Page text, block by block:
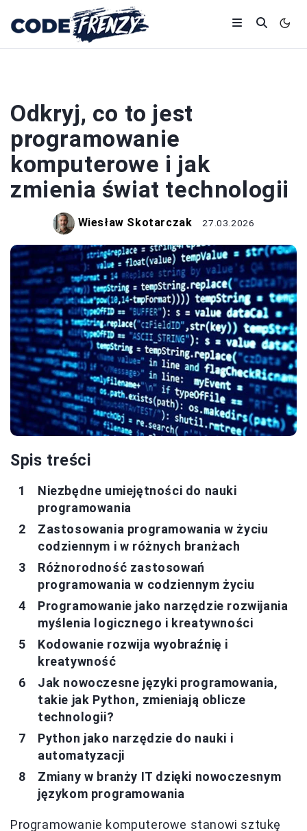
Odkryj, co to jest
programowanie
komputerowe i jak
zmienia świat technologii
Wiesław Skotarczak 27.03.2026
Spis treści
Niezbędne umiejętności do nauki
programowania
Zastosowania programowania w życiu
codziennym i w różnych branżach
Różnorodność zastosowań
programowania w codziennym życiu
Programowanie jako narzędzie rozwijania
myślenia logicznego i kreatywności
Kodowanie rozwija wyobraźnię i
kreatywność
Jak nowoczesne języki programowania,
takie jak Python, zmieniają oblicze
technologii?
Python jako narzędzie do nauki i
automatyzacji
Zmiany w branży IT dzięki nowoczesnym
językom programowania
Programowanie komputerowe stanowi sztukę